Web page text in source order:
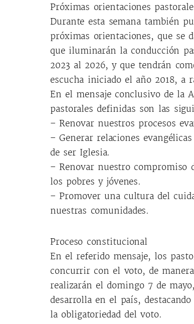
Próximas orientaciones
Durante esta semana también
próximas orientaciones, que se
que iluminarán la conducción
2023 al 2026, y que tendrán
escucha iniciado el año 2018, a
En el mensaje conclusivo de la
pastorales definidas son las
– Renovar nuestros procesos
– Generar relaciones
de ser Iglesia.
– Renovar nuestro
los pobres y jóvenes.
– Promover una cultura del
nuestras comunidades.
Proceso constitucional
En el referido mensaje, los
concurrir con el voto, de
realizarán el domingo 7 de
desarrolla en el país,
la obligatoriedad del voto.